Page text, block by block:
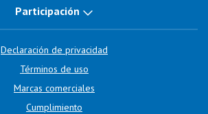
Participación
Declaración de privacidad
Términos de uso
Marcas comerciales
Cumplimiento